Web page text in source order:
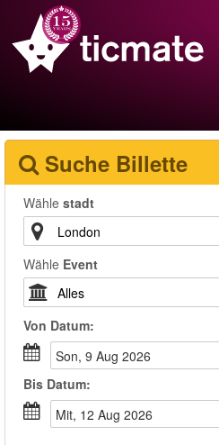
Suche Billette
Wähle stadt
Wähle Event
Von Datum:
Son, 9 Aug 2026
Bis Datum:
Mit, 12 Aug 2026